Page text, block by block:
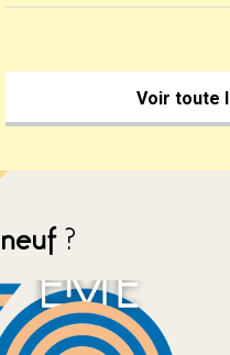
Voir toute
neuf?